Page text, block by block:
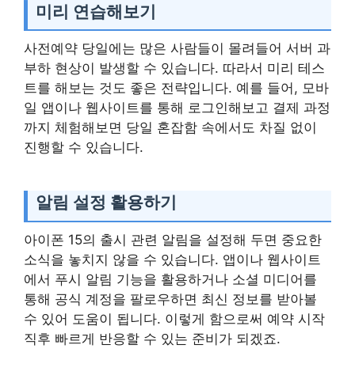
미리 연습해보기
사전예약 당일에는 많은 사람들이 몰려들어 서버 과
부하 현상이 발생할 수 있습니다. 따라서 미리 테스
트를 해보는 것도 좋은 전략입니다. 예를 들어, 모바
일 앱이나 웹사이트를 통해 로그인해보고 결제 과정
까지 체험해보면 당일 혼잡함 속에서도 차질 없이
진행할 수 있습니다.
알림 설정 활용하기
아이폰 15의 출시 관련 알림을 설정해 두면 중요한
소식을 놓치지 않을 수 있습니다. 앱이나 웹사이트
에서 푸시 알림 기능을 활용하거나 소셜 미디어를
통해 공식 계정을 팔로우하면 최신 정보를 받아볼
수 있어 도움이 됩니다. 이렇게 함으로써 예약 시작
직후 빠르게 반응할 수 있는 준비가 되겠죠.